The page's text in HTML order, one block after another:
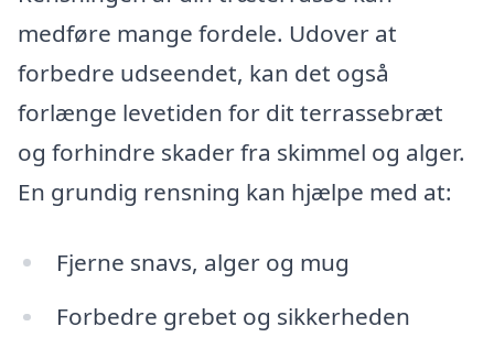
medføre mange fordele. Udover at
forbedre udseendet, kan det også
forlænge levetiden for dit terrassebræt
og forhindre skader fra skimmel og alger.
En grundig rensning kan hjælpe med at:
Fjerne snavs, alger og mug
Forbedre grebet og sikkerheden